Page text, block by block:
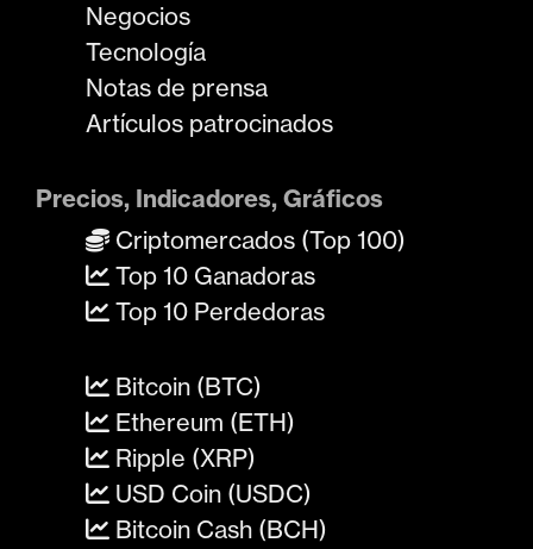
Negocios
Tecnología
Notas de prensa
Artículos patrocinados
Precios, Indicadores, Gráficos
Criptomercados (Top 100)
Top 10 Ganadoras
Top 10 Perdedoras
Bitcoin (BTC)
Ethereum (ETH)
Ripple (XRP)
USD Coin (USDC)
Bitcoin Cash (BCH)